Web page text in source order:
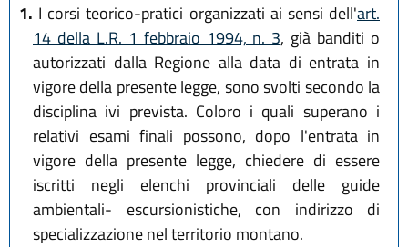
1. I corsi teorico-pratici organizzati ai sensi dell'art.
14 della L.R. 1 febbraio 1994, n. 3, già banditi o
autorizzati dalla Regione alla data di entrata in
vigore della presente legge, sono svolti secondo la
disciplina ivi prevista. Coloro i quali superano i
relativi esami finali possono, dopo l'entrata in
vigore della presente legge, chiedere di essere
iscritti negli elenchi provinciali delle guide
ambientali- escursionistiche, con indirizzo di
specializzazione nel territorio montano.